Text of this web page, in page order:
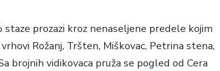
prozazi kroz nenaseljene predele kojim
Rožanj, Tršten, Miškovac, Petrina stena,
brojnih vidikovaca pruža se pogled od Cera